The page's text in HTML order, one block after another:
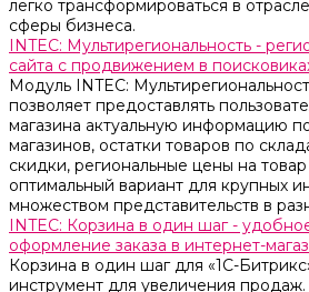
легко трансформироваться в
сферы бизнеса.
INTEC: Мультирегиональность -
сайта с продвижением в
Модуль INTEC:
позволяет предоставлять
магазина актуальную информацию
магазинов, остатки товаров по
скидки, региональные цены на товар
оптимальный вариант для крупных
множеством представительств в
INTEC: Корзина в один шаг -
оформление заказа в интернет-
Корзина в один шаг для «1С-
инструмент для увеличения продаж.